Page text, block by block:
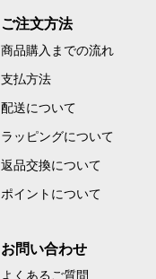
ご注文方法
商品購入までの流れ
支払方法
配送について
ラッピングについて
返品交換について
ポイントについて
お問い合わせ
よくあるご質問